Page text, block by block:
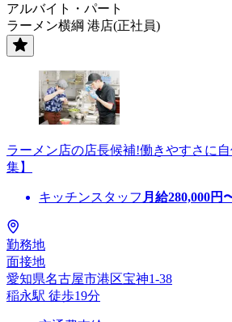
アルバイト・パート
ラーメン横綱 港店(正社員)
ラーメン店の店長候補!働きやすさに
集】
キッチンスタッフ 月給280,000円
勤務地
面接地
愛知県名古屋市港区宝神1-38
稲永駅 徒歩19分